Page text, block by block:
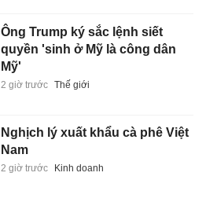
Ông Trump ký sắc lệnh siết
quyền 'sinh ở Mỹ là công dân
Mỹ'
2 giờ trước Thế giới
Nghịch lý xuất khẩu cà phê Việt
Nam
2 giờ trước Kinh doanh